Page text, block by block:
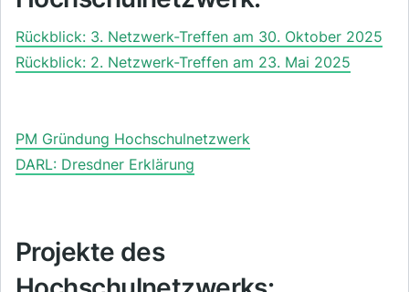
Rückblick: 3. Netzwerk-Treffen am 30. Oktober 2025
Rückblick: 2. Netzwerk-Treffen am 23. Mai 2025
PM Gründung Hochschulnetzwerk
DARL: Dresdner Erklärung
Projekte des